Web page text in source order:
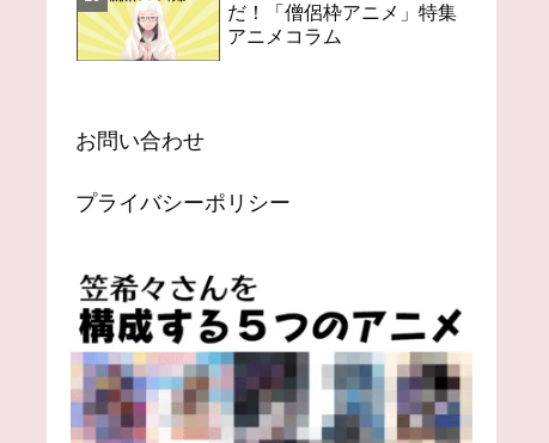
だ！「僧侶枠アニメ」特集
アニメコラム
お問い合わせ
プライバシーポリシー